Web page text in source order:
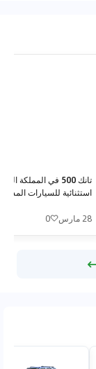
تانك 500 في
استثنائية للسيارات
28 مارس
0